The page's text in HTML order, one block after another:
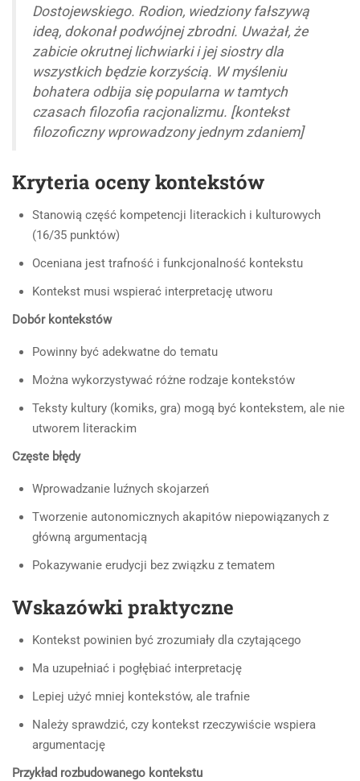
Dostojewskiego. Rodion, wiedziony fałszywą
ideą, dokonał podwójnej zbrodni. Uważał, że
zabicie okrutnej lichwiarki i jej siostry dla
wszystkich będzie korzyścią. W myśleniu
bohatera odbija się popularna w tamtych
czasach filozofia racjonalizmu. [kontekst
filozoficzny wprowadzony jednym zdaniem]
Kryteria oceny kontekstów
Stanowią część kompetencji literackich i kulturowych
(16/35 punktów)
Oceniana jest trafność i funkcjonalność kontekstu
Kontekst musi wspierać interpretację utworu
Dobór kontekstów
Powinny być adekwatne do tematu
Można wykorzystywać różne rodzaje kontekstów
Teksty kultury (komiks, gra) mogą być kontekstem, ale nie
utworem literackim
Częste błędy
Wprowadzanie luźnych skojarzeń
Tworzenie autonomicznych akapitów niepowiązanych z
główną argumentacją
Pokazywanie erudycji bez związku z tematem
Wskazówki praktyczne
Kontekst powinien być zrozumiały dla czytającego
Ma uzupełniać i pogłębiać interpretację
Lepiej użyć mniej kontekstów, ale trafnie
Należy sprawdzić, czy kontekst rzeczywiście wspiera
argumentację
Przykład rozbudowanego kontekstu